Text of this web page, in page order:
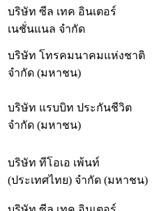
บริษัท ซีล เทค อินเตอร์
เนชั่นแนล จำกัด
บริษัท โทรคมนาคมแห่งชาติ
จำกัด (มหาชน)
บริษัท แรบบิท ประกันชีวิต
จำกัด (มหาชน)
บริษัท ทีโอเอ เพ้นท์
(ประเทศไทย) จำกัด (มหาชน)